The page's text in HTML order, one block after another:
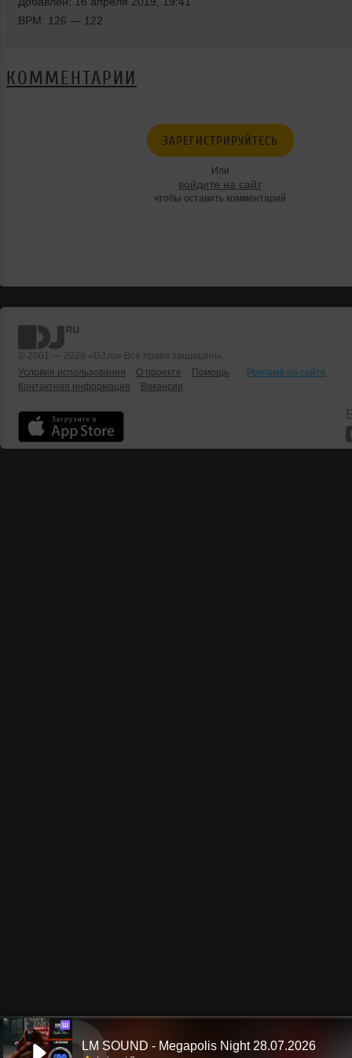
BPM: 126 — 122
КОММЕНТАРИИ
ЗАРЕГИСТРИРУЙТЕСЬ
Или
войдите на сайт
чтобы оставить комментарий
© 2001 — 2026 «DJ.ru» Все права защищены.
Условия использования
О проекте Помощь
Реклама на сайте
Контактная информация
Вакансии
Ш
LM SOUND - Megapolis Night 28.07.2026